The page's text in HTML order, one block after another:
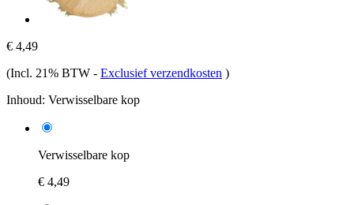
€ 4,49
(Incl. 21% BTW - Exclusief verzendkosten )
Inhoud: Verwisselbare kop
Verwisselbare kop
€ 4,49